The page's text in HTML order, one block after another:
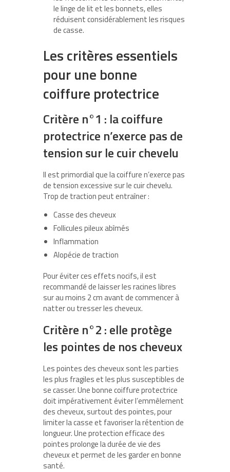
le linge de lit et les bonnets, elles
réduisent considérablement les risques
de casse.
Les critères essentiels
pour une bonne
coiffure protectrice
Critère n°1 : la coiffure
protectrice n’exerce pas de
tension sur le cuir chevelu
Il est primordial que la coiffure n’exerce pas
de tension excessive sur le cuir chevelu.
Trop de traction peut entraîner :
Casse des cheveux
Follicules pileux abîmés
Inflammation
Alopécie de traction
Pour éviter ces effets nocifs, il est
recommandé de laisser les racines libres
sur au moins 2 cm avant de commencer à
natter ou tresser les cheveux.
Critère n°2 : elle protège
les pointes de nos cheveux
Les pointes des cheveux sont les parties
les plus fragiles et les plus susceptibles de
se casser. Une bonnecoiffure protectrice
doit impérativement éviter l’emmêlement
des cheveux, surtout des pointes, pour
limiter la casse et favoriser la rétention de
longueur. Une protection efficace des
pointes prolonge la durée de vie des
cheveux et permet de les garder en bonne
santé.